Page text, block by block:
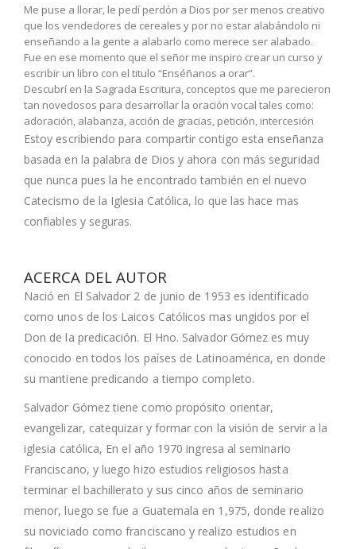
Me puse a llorar, le pedí perdón a Dios por ser menos creativo
que los vendedores de cereales y por no estar alabándolo ni
enseñando a la gente a alabarlo como merece ser alabado.
Fue en ese momento que el señor me inspiro crear un curso y
escribir un libro con el titulo “Enséñanos a orar”.
Descubrí en la Sagrada Escritura, conceptos que me parecieron
tan novedosos para desarrollar la oración vocal tales como:
adoración, alabanza, acción de gracias, petición, intercesión
Estoy escribiendo para compartir contigo esta enseñanza
basada en la palabra de Dios y ahora con más seguridad
que nunca pues la he encontrado también en el nuevo
Catecismo de la Iglesia Católica, lo que las hace mas
confiables y seguras.
ACERCA DEL AUTOR
Nació en El Salvador 2 de junio de 1953 es identificado
como unos de los Laicos Católicos mas ungidos por el
Don de la predicación. El Hno. Salvador Gómez es muy
conocido en todos los países de Latinoamérica, en donde
su mantiene predicando a tiempo completo.
Salvador Gómez tiene como propósito orientar,
evangelizar, catequizar y formar con la visión de servir a la
iglesia católica, En el año 1970 ingresa al seminario
Franciscano, y luego hizo estudios religiosos hasta
terminar el bachillerato y sus cinco años de seminario
menor, luego se fue a Guatemala en 1,975, donde realizo
su noviciado como franciscano y realizo estudios en